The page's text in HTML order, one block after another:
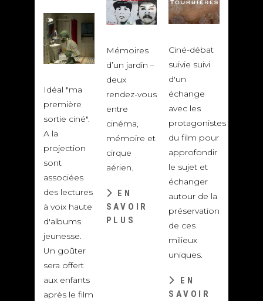
Idéal "ma
première
sortie ciné".
A la
projection
sont
associées
des lectures
à voix haute
d'albums
jeunesse.
Un goûter
sera offert
aux enfants
après le film
Mémoires
d’un jardin –
deux
rendez-vous
entre
cinéma,
mémoire et
cirque
aérien.
EN
SAVOIR
PLUS
Ciné-débat
suivie suivi
d'un
échange
avec les
protagonistes
du film pour
approfondir
le sujet et
échanger
autour de la
préservation
de ces
milieux
uniques.
EN
SAVOIR